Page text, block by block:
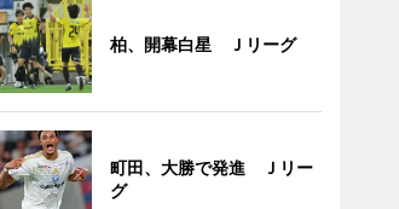
柏、開幕白星 Ｊリーグ
町田、大勝で発進 Ｊリー
グ